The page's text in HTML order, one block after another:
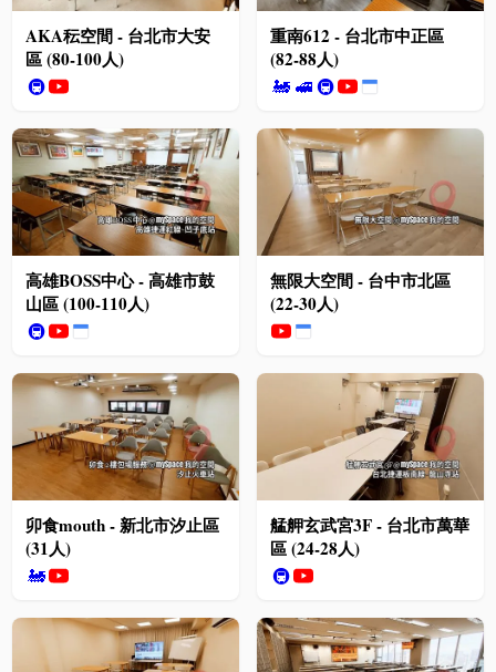
AKA秐空間 - 台北市大安
區 (80-100人)
🚇
重南612 - 台北市中正區
(82-88人)
🚂 🚅🚇
高雄BOSS中心 - 高雄市鼓
山區 (100-110人)
🚇
無限大空間 - 台中市北區
(22-30人)
卯食mouth - 新北市汐止區
(31人)
🚂
艋舺玄武宮3F - 台北市萬華
區 (24-28人)
🚇